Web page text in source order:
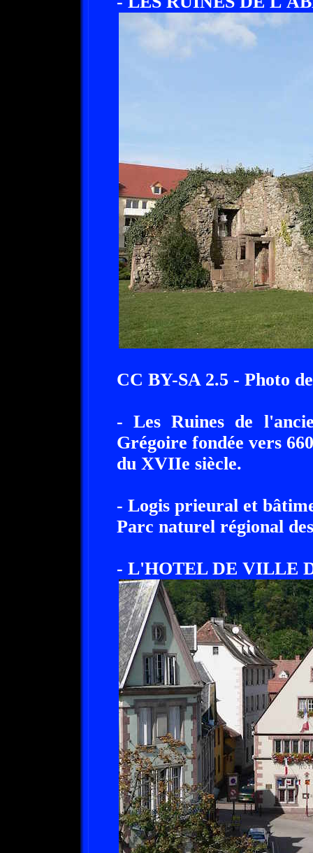
CC BY-SA 2.5 - Photo
- Les Ruines de
Grégoire fondée vers
du XVIIe siècle.
- Logis prieural et
Parc naturel régional
- L'HOTEL DE VILLE